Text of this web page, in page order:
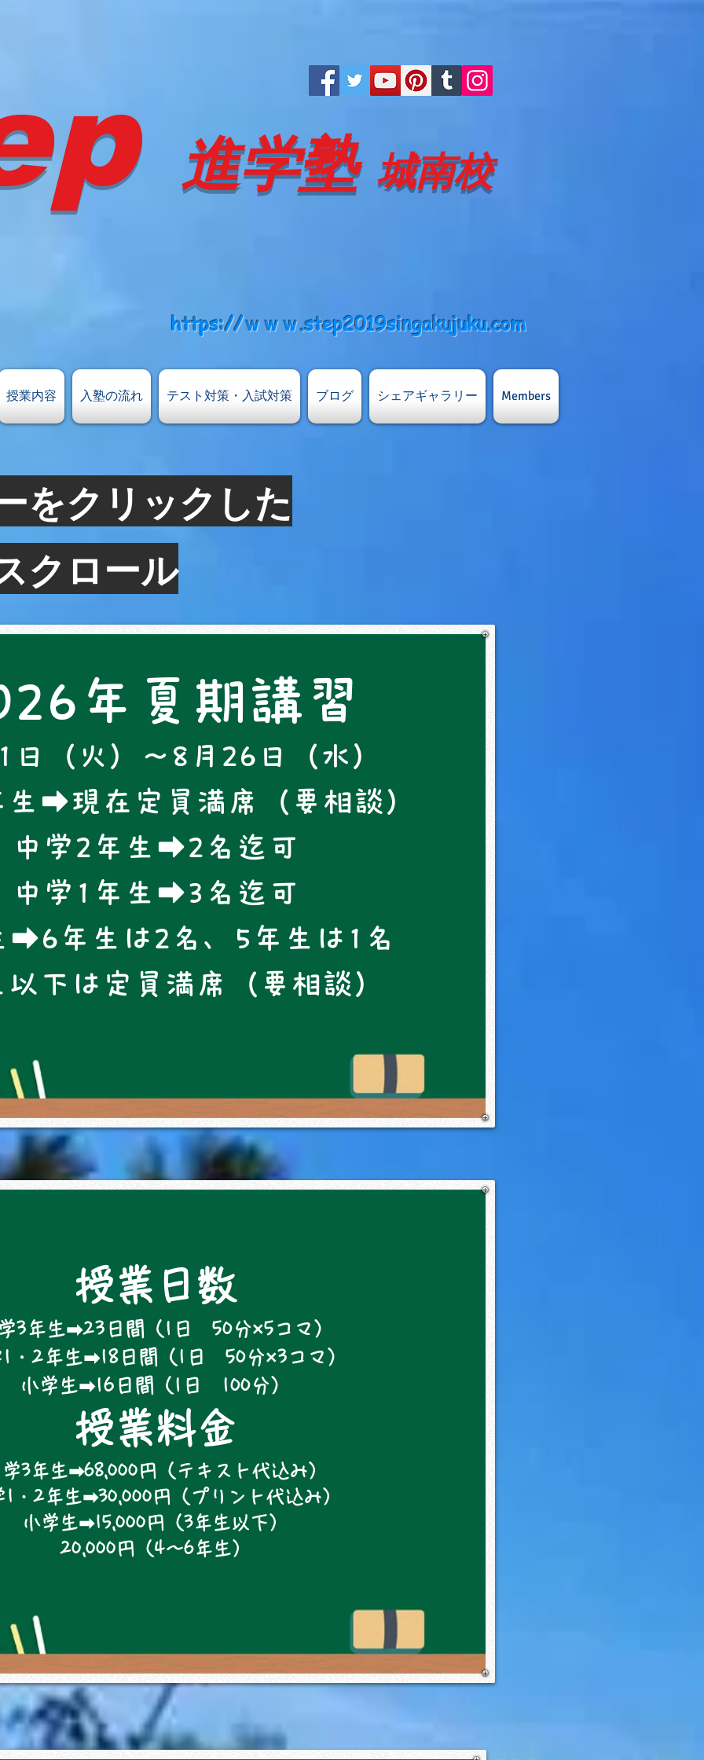
進学塾 城南校
https://ｗｗｗ.step2019singakujuku.com
授業内容 入塾の流れ テスト対策・入試対策 ブログ シェアギャラリー Members
をクリック​した
クロール
年夏期講習
日（火）～8月26日（水）
➡現在定員満席（要相談）
中学2年生➡2名迄可
中学1年生➡3名迄可
➡6年生は2名、5年生は1名
下は定員満席（要相談）
授業日数
3年生➡23日間（1日 50分×5コマ）
・2年生➡18日間（1日 50分×3コマ）
小学生➡16日間（1日 100分）
授業料金
3年生➡68,000円（テキスト代込み）
1・2年生➡30,000円（プリント代込み）
小学生➡15,000円（3年生以下）
​20,000円（4～6年生）